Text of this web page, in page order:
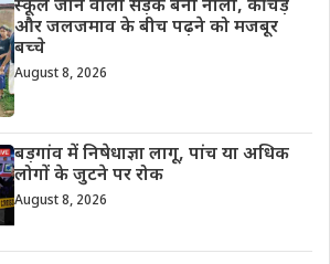
स्कूल जाने वाली सड़क बनी नाली, कीचड़
और जलजमाव के बीच पढ़ने को मजबूर
बच्चे
August 8, 2026
बड़गांव में निषेधाज्ञा लागू, पांच या अधिक
लोगों के जुटने पर रोक
August 8, 2026